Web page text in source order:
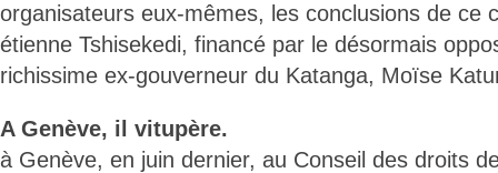
organisateurs eux-mêmes, les conclusions de ce
étienne Tshisekedi, financé par le désormais
richissime ex-gouverneur du Katanga, Moïse
A Genève, il vitupère.
à Genève, en juin dernier, au Conseil des droits